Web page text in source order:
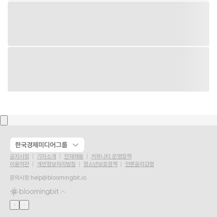
한국경제미디어그룹
공지사항 기자소개 인재채용
커뮤니티 운영정책
이용약관
개인정보처리방침 청소년보호정책
언론윤리강령
문의사항 help@bloomingbit.io